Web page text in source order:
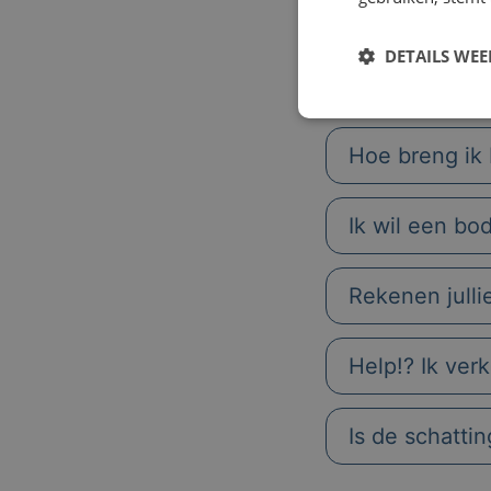
Hoe breng ik
Ik wil een
Rekenen
Help!? Ik
Is de
DETAILS